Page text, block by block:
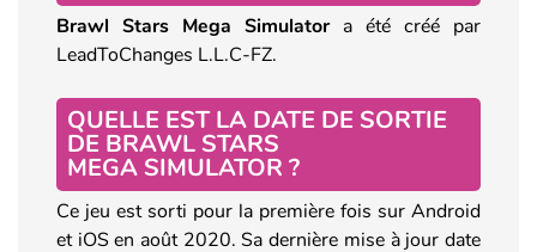
Brawl Stars Mega Simulatora été créé par
LeadToChanges L.L.C-FZ.
QUELLE EST LA DATE DE SORTIE
DE BRAWL STARS
MEGA SIMULATOR ?
Ce jeu est sorti pour la première fois sur Android
et iOS en août 2020. Sa dernière mise à jour date